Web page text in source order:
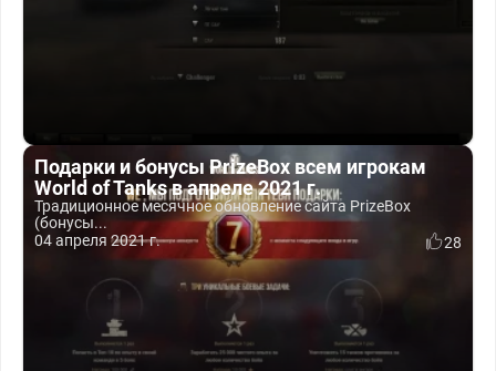
Подарки и бонусы PrizeBox всем игрокам
World of Tanks в апреле 2021 г.
Традиционное месячное обновление сайта PrizeBox
(бонусы...
04 апреля 2021 г.
28